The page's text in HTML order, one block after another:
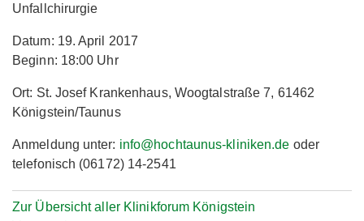
Unfallchirurgie
Datum: 19. April 2017
Beginn: 18:00 Uhr
Ort: St. Josef Krankenhaus, Woogtalstraße 7, 61462
Königstein/Taunus
Anmeldung unter: info@hochtaunus-kliniken.de oder
telefonisch (06172) 14-2541
Zur Übersicht aller Klinikforum Königstein